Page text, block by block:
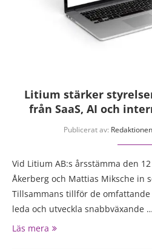
Litium stärker
från SaaS, AI och
Publicerat av: Redaktionen
Vid Litium AB:s årsstämma den
Åkerberg och Mattias Miksche in
Tillsammans tillför de
leda och utveckla snabbväxande …
Läs mera